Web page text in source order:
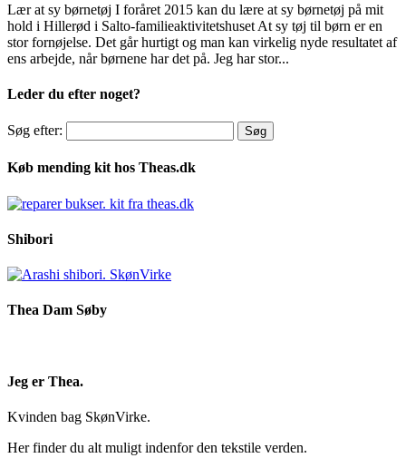
Lær at sy børnetøj I foråret 2015 kan du lære at sy børnetøj på mit
hold i Hillerød i Salto-familieaktivitetshuset At sy tøj til børn er en
stor fornøjelse. Det går hurtigt og man kan virkelig nyde resultatet af
ens arbejde, når børnene har det på. Jeg har stor...
Leder du efter noget?
Søg efter:
Køb mending kit hos Theas.dk
Shibori
Thea Dam Søby
Jeg er Thea.
Kvinden bag SkønVirke.
Her finder du alt muligt indenfor den tekstile verden.